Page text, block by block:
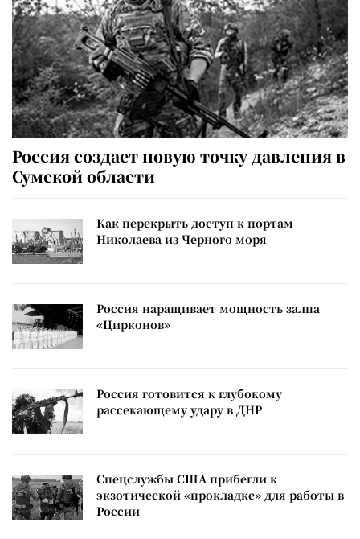
Россия создает новую точку давления в
Сумской области
Как перекрыть доступ к портам
Николаева из Черного моря
Россия наращивает мощность залпа
«Цирконов»
Россия готовится к глубокому
рассекающему удару в ДНР
Спецслужбы США прибегли к
экзотической «прокладке» для работы в
России